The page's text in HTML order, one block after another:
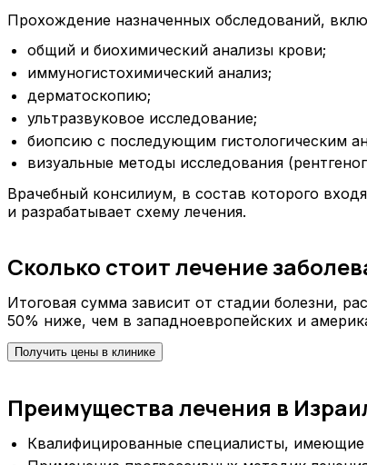
Прохождение назначенных обследований,
общий и биохимический анализы крови;
иммуногистохимический анализ;
дерматоскопию;
ультразвуковое исследование;
биопсию с последующим гистологическим
визуальные методы исследования
Врачебный консилиум, в состав которого
и разрабатывает схему лечения.
Сколько стоит лечение
Итоговая сумма зависит от стадии болезни,
50% ниже, чем в западноевропейских и
Получить цены в клинике
Преимущества лечения в
Квалифицированные специалисты, имеющие